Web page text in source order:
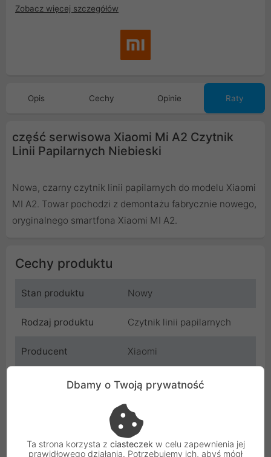
Zobacz więcej szczegółów
Opis Cechy Opinie Raty
część serwisowa Xiaomi Mi A2 Czytnik
Linii Papilarnych Niebieski
Nowa, czarny czytnik linii papilarnych do modelu Xiaomi
MI A2. Towar pochodzi z demontażu fabrycznie nowego,
oryginalnego smartfona Xiaomi MI A2.
Cechy produktu
Stan produktu Nowy
Rodzaj produktu Czytnik linii papilarnych
Producent Xiaomi
MI_A2_BL_32_BZR_003
MI_A2_BL_32_BZR_003
EAN 5904506102877
Dbamy o Twoją prywatność
Ta strona korzysta z ciasteczek w celu zapewnienia jej
prawidłowego działania. Potrzebujemy ich, abyś mógł